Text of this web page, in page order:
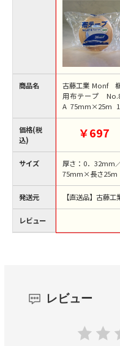
商品名
価格(税
込)
サイズ
発送元
レビュー
古藤工業 Monf
用布テープ
A 75mm×25m 1巻
（ご注文単位24
￥697
厚さ：0．32mm
75mm×長さ25m
【直送品】古藤工
レビュー